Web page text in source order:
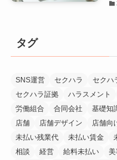
タグ
SNS運営 セクハラ セクハ
セクハラ証拠
ハラスメント
労働組合
合同会社 基礎知
店舗
店舗デザイン 店舗向
未払い残業代
未払い賃金
相談
経営 給料未払い